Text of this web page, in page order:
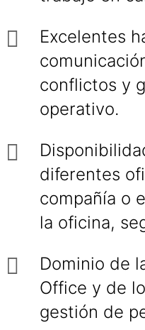
Excelentes
conflictos y
operativo.
diferentes
compañía o
la oficina,
Dominio de
Office y de
gestión de